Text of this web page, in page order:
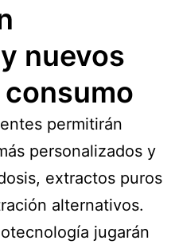
nuevos
permitirán
personalizados y
extractos puros
alternativos.
jugarán